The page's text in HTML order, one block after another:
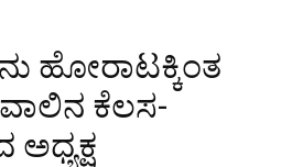
ಹೋರಾಟಕ್ಕಿಂತ
ಕೆಲಸ-